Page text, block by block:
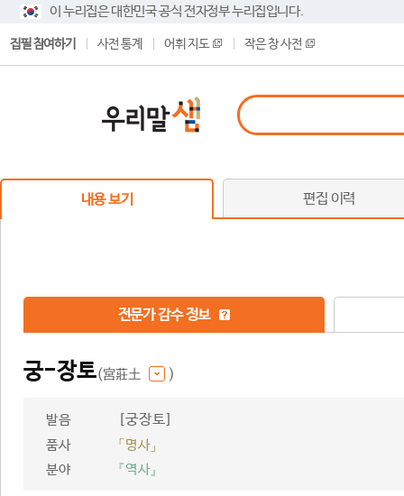
이 누리집은 대한민국 공식 전자정부 누리집입니다.
집필 참여하기 사전 통계 어휘 지도 작은 창 사전
내용 보기 편집 이력
전문가 감수 정보
궁-장토(宮莊土 )
발음 [궁장토]
품사
「명사」
분야
『역사』